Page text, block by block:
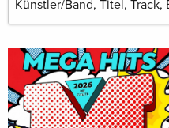
Alle 171